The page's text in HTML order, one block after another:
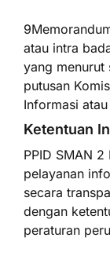
atau intra
yang menurut
putusan
Informasi
Ketentuan
PPID SMAN
pelayanan
secara
dengan
peraturan